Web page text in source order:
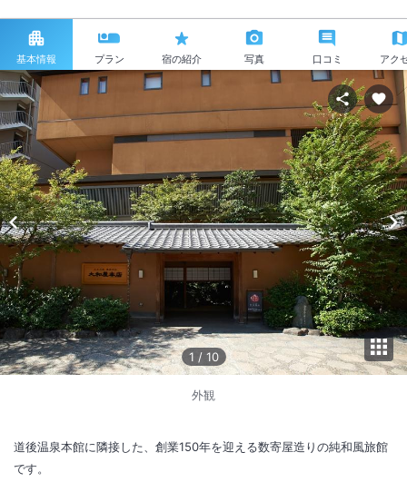
基本情報 プラン 宿の紹介 写真 口コミ アク
1 / 10
外観
道後温泉本館に隣接した、創業150年を迎える数寄屋造りの純和風旅館
です。